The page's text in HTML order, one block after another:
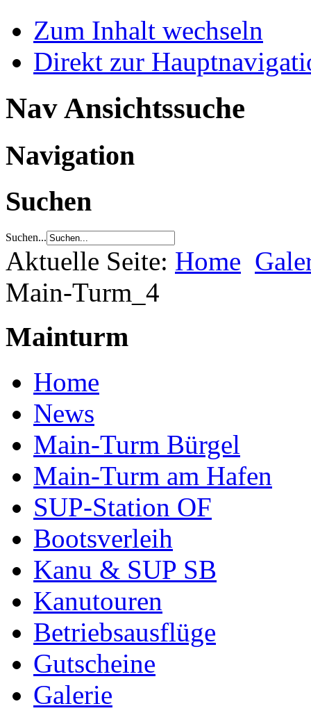
Zum Inhalt wechseln
Direkt zur
Nav Ansichtssuche
Navigation
Suchen
Suchen...
Aktuelle Seite: Home
Main-Turm_4
Mainturm
Home
News
Main-Turm Bürgel
Main-Turm am Hafen
SUP-Station OF
Bootsverleih
Kanu & SUP SB
Kanutouren
Betriebsausflüge
Gutscheine
Galerie